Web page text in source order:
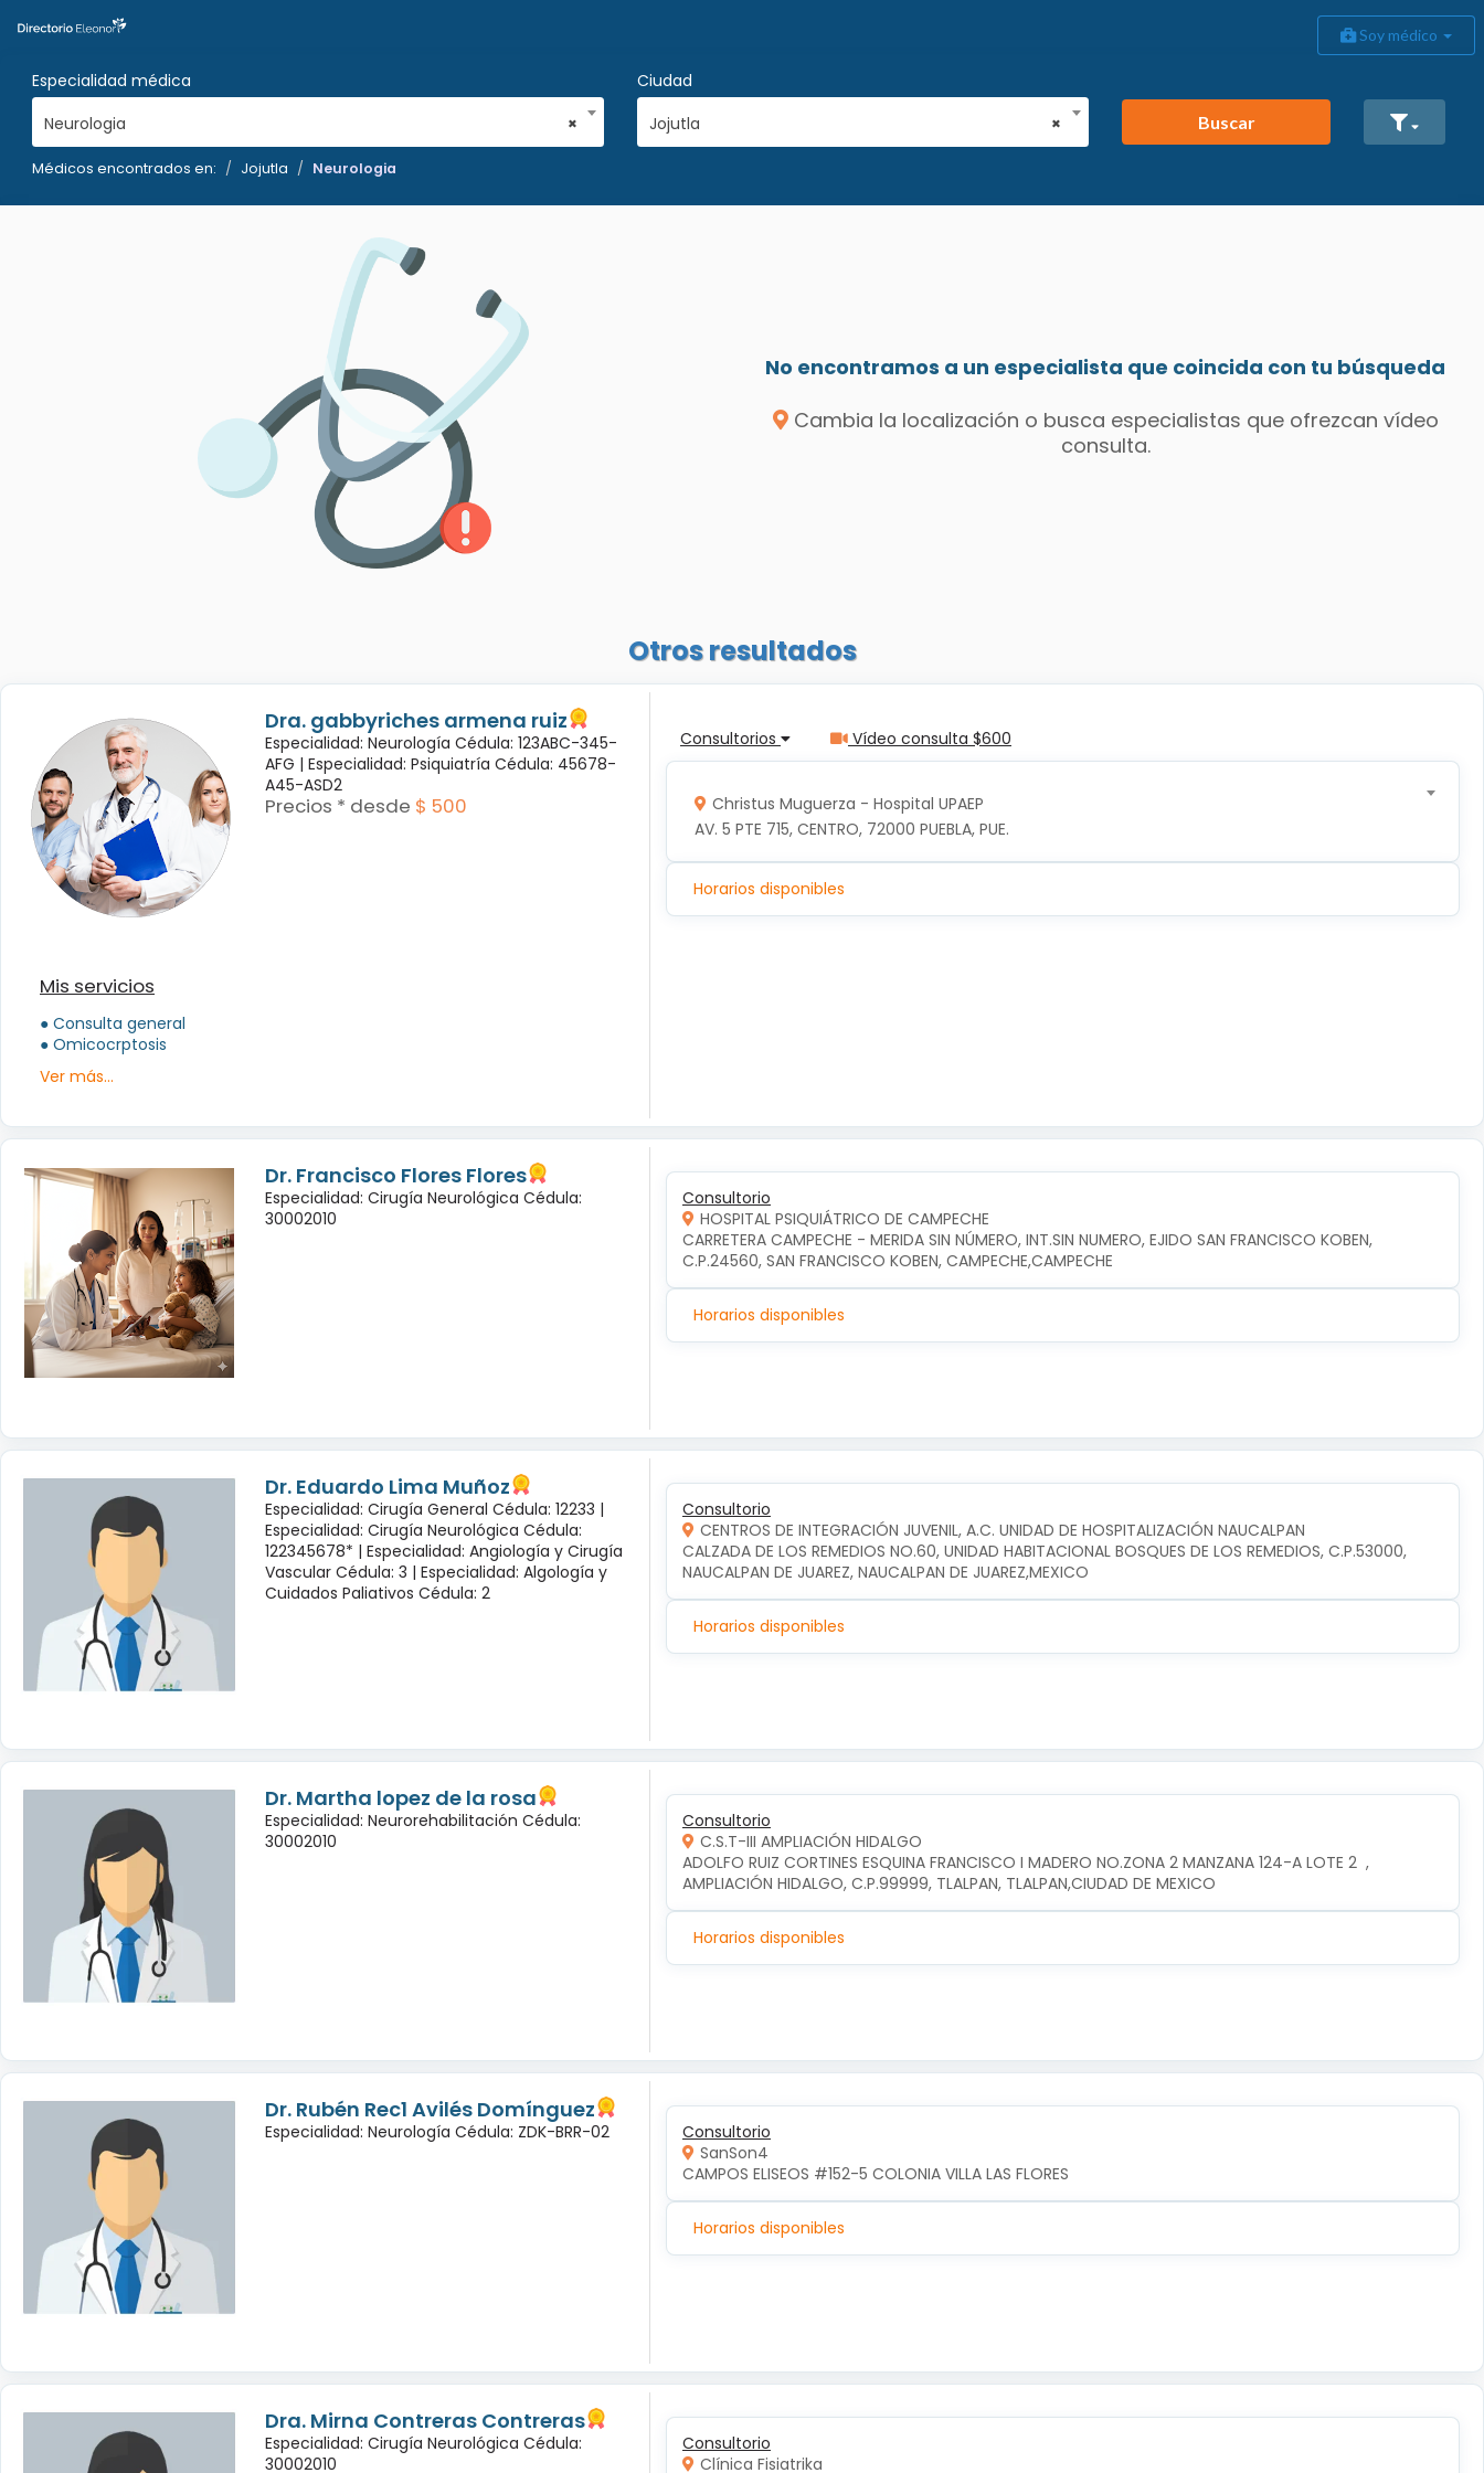
Soy médico
Especialidad médica
×
Neurologia
Ciudad
×
Jojutla Buscar
Médicos encontrados en: Jojutla Neurologia
No encontramos a un especialista que coincida con tu búsqueda
Cambia la localización o busca especialistas que ofrezcan vídeo
consulta.
Otros resultados
Dra. gabbyriches armena ruiz
Especialidad: Neurología Cédula: 123ABC-345-
AFG | Especialidad: Psiquiatría Cédula: 45678-
A45-ASD2
Precios * desde $ 500
Mis servicios
● Consulta general
● Omicocrptosis
Ver más...
Consultorios Vídeo consulta $600
Christus Muguerza - Hospital UPAEP
AV. 5 PTE 715, CENTRO, 72000 PUEBLA, PUE.
Horarios disponibles
Dr. Francisco Flores Flores
Especialidad: Cirugía Neurológica Cédula:
30002010
Consultorio
HOSPITAL PSIQUIÁTRICO DE CAMPECHE
CARRETERA CAMPECHE - MERIDA SIN NÚMERO, INT.SIN NUMERO, EJIDO SAN FRANCISCO KOBEN,
C.P.24560, SAN FRANCISCO KOBEN, CAMPECHE,CAMPECHE
Horarios disponibles
Dr. Eduardo Lima Muñoz
Especialidad: Cirugía General Cédula: 12233 |
Especialidad: Cirugía Neurológica Cédula:
122345678* | Especialidad: Angiología y Cirugía
Vascular Cédula: 3 | Especialidad: Algología y
Cuidados Paliativos Cédula: 2
Consultorio
CENTROS DE INTEGRACIÓN JUVENIL, A.C. UNIDAD DE HOSPITALIZACIÓN NAUCALPAN
CALZADA DE LOS REMEDIOS NO.60, UNIDAD HABITACIONAL BOSQUES DE LOS REMEDIOS, C.P.53000,
NAUCALPAN DE JUAREZ, NAUCALPAN DE JUAREZ,MEXICO
Horarios disponibles
Dr. Martha lopez de la rosa
Especialidad: Neurorehabilitación Cédula:
30002010
Consultorio
C.S.T-III AMPLIACIÓN HIDALGO
ADOLFO RUIZ CORTINES ESQUINA FRANCISCO I MADERO NO.ZONA 2 MANZANA 124-A LOTE 2  ,
AMPLIACIÓN HIDALGO, C.P.99999, TLALPAN, TLALPAN,CIUDAD DE MEXICO
Horarios disponibles
Dr. Rubén Rec1 Avilés Domínguez
Especialidad: Neurología Cédula: ZDK-BRR-02
Consultorio
SanSon4
CAMPOS ELISEOS #152-5 COLONIA VILLA LAS FLORES
Horarios disponibles
Dra. Mirna Contreras Contreras
Especialidad: Cirugía Neurológica Cédula:
30002010
Consultorio
Clínica Fisiatrika